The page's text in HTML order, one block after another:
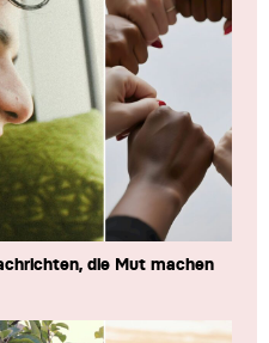
die Mut machen